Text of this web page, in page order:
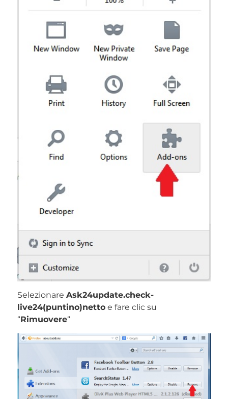
Selezionare Ask24update.check-
live24(puntino)nettoe fare clic su
“Rimuovere“